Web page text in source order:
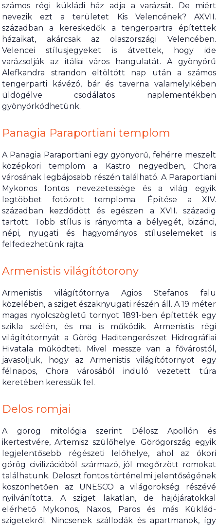
számos régi kükládi ház adja a varázsát. De miért
nevezik ezt a területet Kis Velencének? AXVII.
században a kereskedők a tengerpartra építettek
házaikat, akárcsak az olaszországi Velencében.
Velencei stílusjegyeket is átvettek, hogy ide
varázsolják az itáliai város hangulatát. A gyönyörű
Alefkandra strandon eltöltött nap után a számos
tengerparti kávézó, bár és taverna valamelyikében
üldögélve csodálatos naplementékben
gyönyörködhetünk.
Panagia Paraportiani templom
A Panagia Paraportiani egy gyönyörű, fehérre meszelt
középkori templom a Kastro negyedben, Chora
városának legbájosabb részén található. A Paraportiani
Mykonos fontos nevezetessége és a világ egyik
legtöbbet fotózott temploma. Építése a XIV.
században kezdődött és egészen a XVII. századig
tartott. Több stílus is rányomta a bélyegét, bizánci,
népi, nyugati és hagyományos stíluselemeket is
felfedezhetünk rajta.
Armenistis világítótorony
Armenistis világítótornya Agios Stefanos falu
közelében, a sziget északnyugati részén áll. A 19 méter
magas nyolcszögletű tornyot 1891-ben építették egy
szikla szélén, és ma is működik. Armenistis régi
világítótornyát a Görög Haditengerészet Hidrográfiai
Hivatala működteti. Mivel messze van a fővárostól,
javasoljuk, hogy az Armenistis világítótornyot egy
félnapos, Chora városából induló vezetett túra
keretében keressük fel.
Delos romjai
A görög mitológia szerint Délosz Apollón és
ikertestvére, Artemisz szülőhelye. Görögország egyik
legjelentősebb régészeti lelőhelye, ahol az ókori
görög civilizációból származó, jól megőrzött romokat
találhatunk. Deloszt fontos történelmi jelentőségének
köszönhetően az UNESCO a világörökség részévé
nyilvánította. A sziget lakatlan, de hajójáratokkal
elérhető Mykonos, Naxos, Paros és más Küklád-
szigetekről. Nincsenek szállodák és apartmanok, így